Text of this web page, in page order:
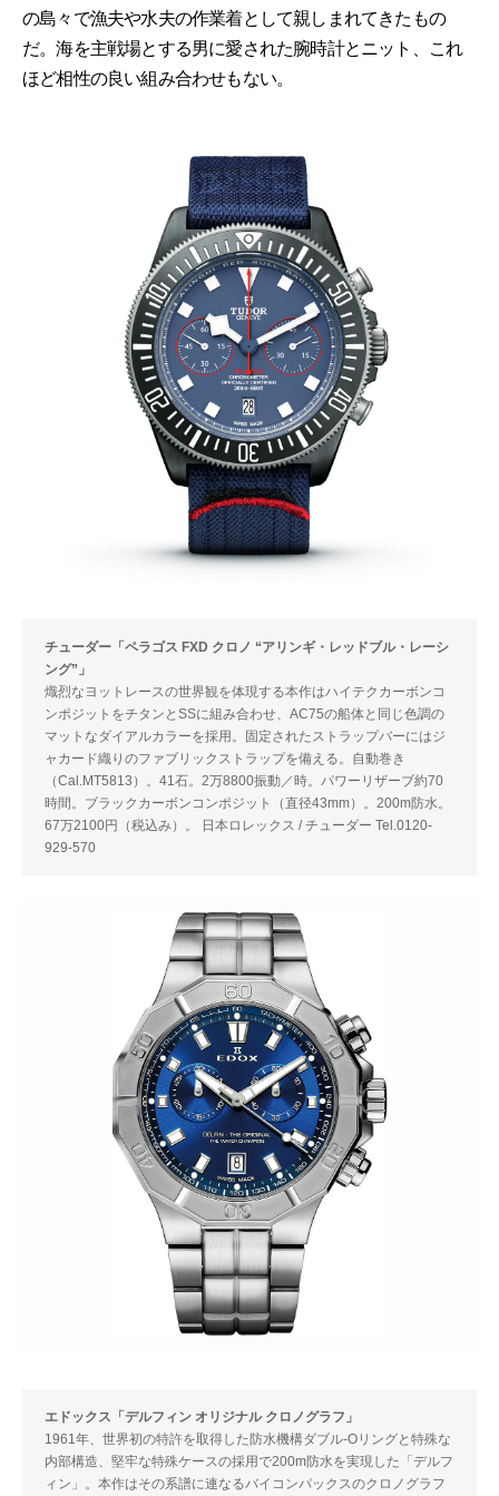
の島々で漁夫や水夫の作業着として親しまれてきたもの
だ。海を主戦場とする男に愛された腕時計とニット、これ
ほど相性の良い組み合わせもない。
チューダー「ペラゴス FXD クロノ “アリンギ・レッドブル・レーシ
ング”」
熾烈なヨットレースの世界観を体現する本作はハイテクカーボンコ
ンポジットをチタンとSSに組み合わせ、AC75の船体と同じ色調の
マットなダイアルカラーを採用。固定されたストラップバーにはジ
ャカード織りのファブリックストラップを備える。自動巻き
（Cal.MT5813）。41石。2万8800振動／時。パワーリザーブ約70
時間。ブラックカーボンコンポジット（直径43mm）。200m防水。
67万2100円（税込み）。 日本ロレックス / チューダー Tel.0120-
929-570
エドックス「デルフィン オリジナル クロノグラフ」
1961年、世界初の特許を取得した防水機構ダブル-Oリングと特殊な
内部構造、堅牢な特殊ケースの採用で200m防水を実現した「デルフ
ィン」。本作はその系譜に連なるバイコンパックスのクロノグラフ